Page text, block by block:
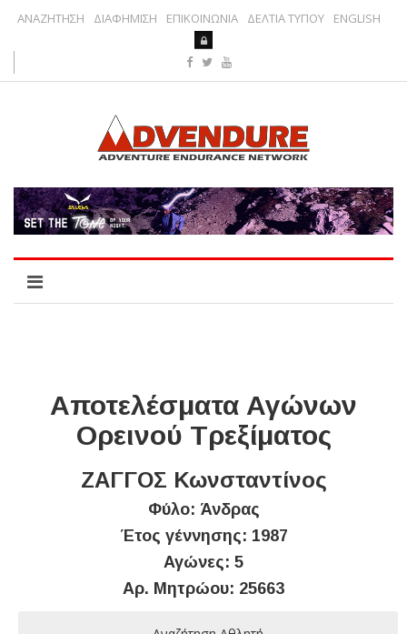
ΑΝΑΖΗΤΗΣΗ ΔΙΑΦΗΜΙΣΗ ΕΠΙΚΟΙΝΩΝΙΑ ΔΕΛΤΙΑ ΤΥΠΟΥ ENGLISH
Αποτελέσματα Αγώνων
Ορεινού Τρεξίματος
ΖΑΓΓΟΣ Κωνσταντίνος
Φύλο: Άνδρας
Έτος γέννησης: 1987
Αγώνες: 5
Αρ. Μητρώου: 25663